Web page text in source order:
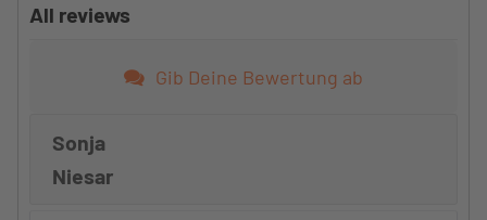
All reviews
Gib Deine Bewertung ab
Sonja
Niesar